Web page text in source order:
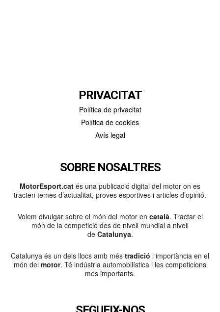
PRIVACITAT
Política de privacitat
Política de cookies
Avís legal
SOBRE NOSALTRES
MotorEsport.cat és una publicació digital del motor on es
tracten temes d’actualitat, proves esportives i articles d’opinió.
Volem divulgar sobre el món del motor en català. Tractar el
món de la competició des de nivell mundial a nivell
de Catalunya.
Catalunya és un dels llocs amb més tradició i importància en el
món del motor. Té indústria automobilística i les competicions
més importants.